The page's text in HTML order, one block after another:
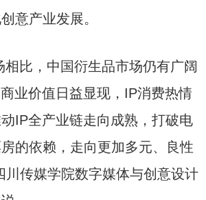
意产业发展。
相比，中国衍生品市场仍有广阔
业价值日益显现，IP消费热情
IP全产业链走向成熟，打破电
的依赖，走向更加多元、良性
川传媒学院数字媒体与创意设计